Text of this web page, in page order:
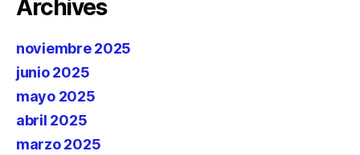
Archives
noviembre 2025
junio 2025
mayo 2025
abril 2025
marzo 2025